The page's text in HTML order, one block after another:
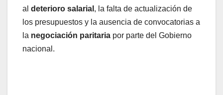
al deterioro salarial , la falta de actualización de
los presupuestos y la ausencia de convocatorias a
la negociación paritaria por parte del Gobierno
nacional.